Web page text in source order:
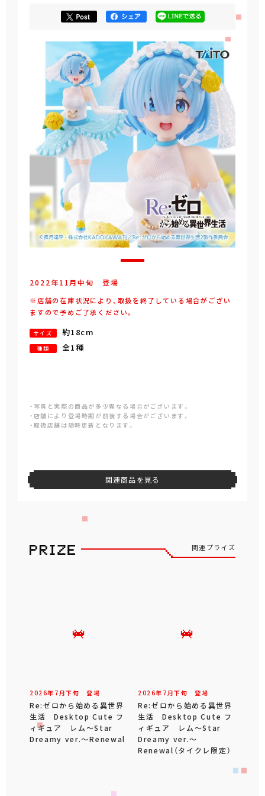
2022年11月中旬 登場
※店舗の在庫状況により、取扱を終了している場合がござい
ますので予めご了承ください。
サイズ 約18cm
種類 全1種
・写真と実際の商品が多少異なる場合がございます。
・店舗により登場時期が前後する場合がございます。
・取扱店舗は随時更新となります。
関連商品を見る
関連プライズ
2026年 7 月下旬 登場
Re:ゼロから始める異世界
生活 Desktop Cute フ
ィギュア レム～Star
Dreamy ver.～Renewal
2026年 7 月下旬 登場
Re:ゼロから始める異世界
生活 Desktop Cute フ
ィギュア レム～Star
Dreamy ver.～
Renewal（タイクレ限定）